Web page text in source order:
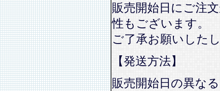
販売開始日にご注
性もございます。
ご了承お願いした
【発送方法】
販売開始日の異な